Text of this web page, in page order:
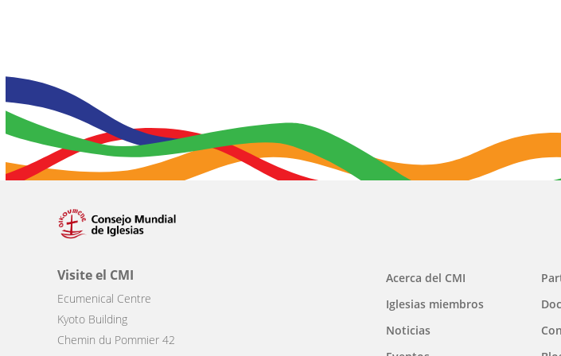
Visite el CMI
Ecumenical Centre
Kyoto Building
Chemin du Pommier 42
Main
navigation
Acerca del CMI
Iglesias miembros
Noticias